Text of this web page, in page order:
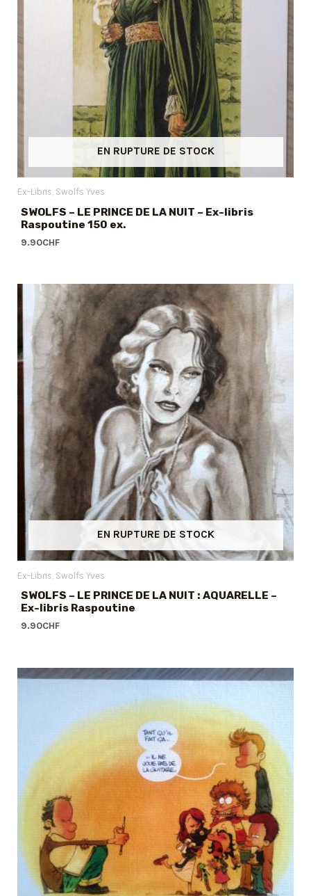
EN RUPTURE DE STOCK
Ex-Libris Swolfs Yves
SWOLFS – LE PRINCE DE LA NUIT – Ex-libris
Raspoutine 150 ex.
9.90CHF
EN RUPTURE DE STOCK
Ex-Libris Swolfs Yves
SWOLFS – LE PRINCE DE LA NUIT : AQUARELLE –
Ex-libris Raspoutine
9.90CHF